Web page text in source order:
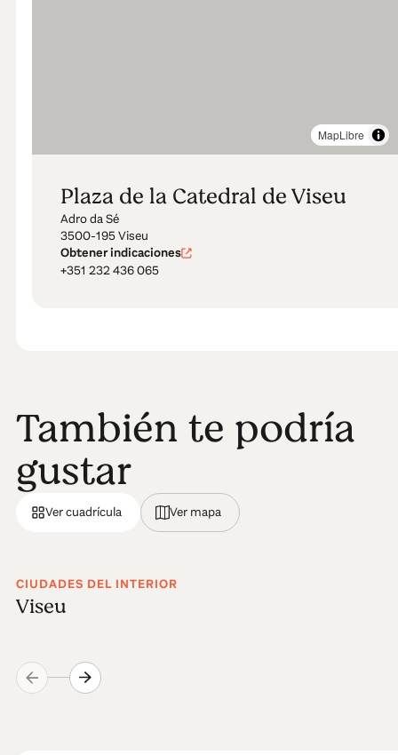
Plaza de la Catedral de Viseu
Adro da Sé
3500-195 Viseu
Obtener indicaciones
+351 232 436 065
MapLibre
También te podría
gustar
Ver cuadrícula Ver mapa
CIUDADES DEL INTERIOR
Viseu